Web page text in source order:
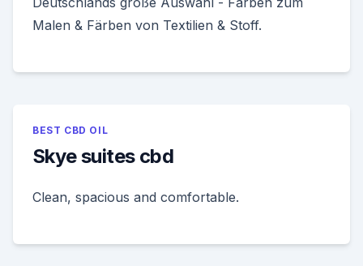
Malen & Färben von Textilien & Stoff.
BEST CBD OIL
Skye suites cbd
Clean, spacious and comfortable.